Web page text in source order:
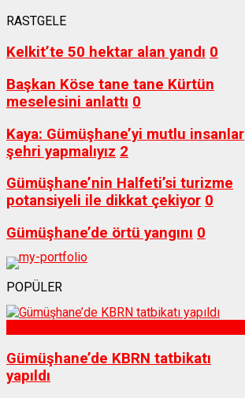
RASTGELE
Kelkit’te 50 hektar alan yandı 0
Başkan Köse tane tane Kürtün
meselesini anlattı 0
Kaya: Gümüşhane’yi mutlu insanlar
şehri yapmalıyız 2
Gümüşhane’nin Halfeti’si turizme
potansiyeli ile dikkat çekiyor 0
Gümüşhane’de örtü yangını 0
POPÜLER
Gümüşhane’de KBRN tatbikatı
yapıldı